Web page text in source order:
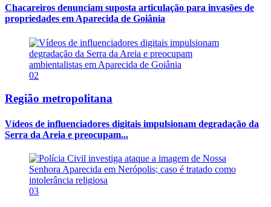
Chacareiros denunciam suposta articulação para invasões de
propriedades em Aparecida de Goiânia
02
Região metropolitana
Vídeos de influenciadores digitais impulsionam degradação da
Serra da Areia e preocupam...
03